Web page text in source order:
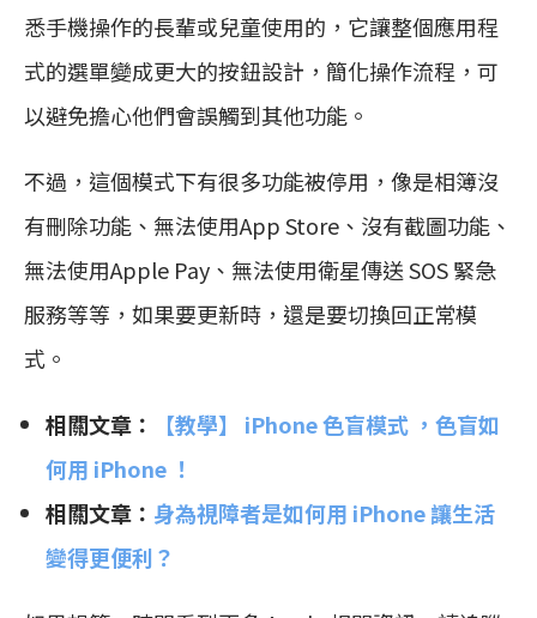
悉手機操作的長輩或兒童使用的，它讓整個應用程
式的選單變成更大的按鈕設計，簡化操作流程，可
以避免擔心他們會誤觸到其他功能。
不過，這個模式下有很多功能被停用，像是相簿沒
有刪除功能、無法使用App Store、沒有截圖功能、
無法使用Apple Pay、無法使用衛星傳送 SOS 緊急
服務等等，如果要更新時，還是要切換回正常模
式。
相關文章：
【教學】 iPhone 色盲模式 ，色盲如
何用 iPhone ！
相關文章： 身為視障者是如何用 iPhone 讓生活
變得更便利？